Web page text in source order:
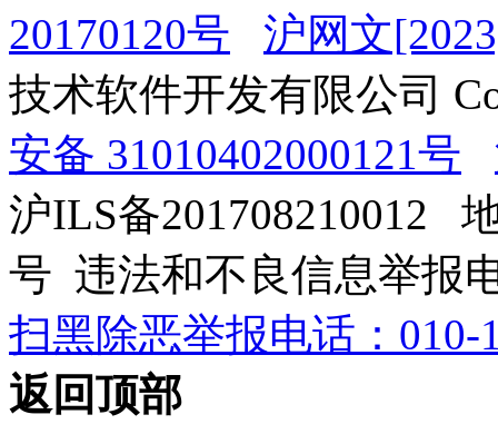
20170120号
沪网文
技术软件开发有限公司
安备 31010402000121号
沪ILS备201708210012
号 违法和不良信息举报
扫黑除恶举报电话：010-
返回顶部